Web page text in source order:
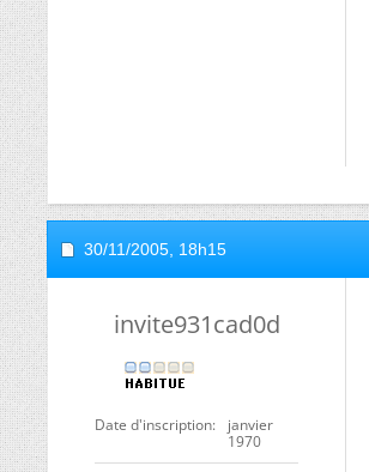
30/11/2005, 18h15
invite931cad0d
Date d'inscription
janvier
1970